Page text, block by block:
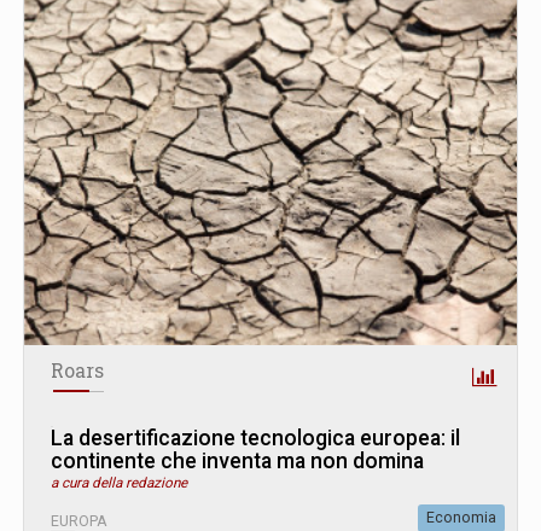
Roars
La desertificazione tecnologica europea: il
continente che inventa ma non domina
a cura della redazione
EUROPA Economia